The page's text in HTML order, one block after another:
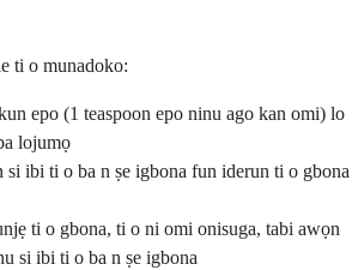
ti o munadoko:
epo (1 teaspoon epo ninu ago kan omi) lo
lojumọ
ibi ti o ba n ṣe igbona fun iderun ti o gbona
ti o gbona, ti o ni omi onisuga, tabi awọn
si ibi ti o ba n ṣe igbona